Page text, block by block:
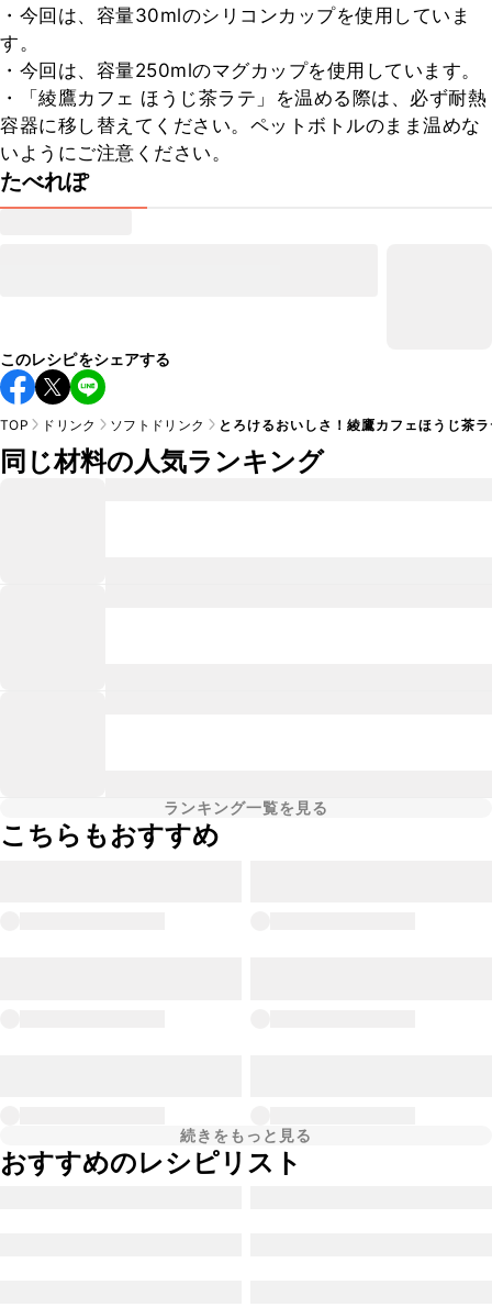
・今回は、容量30mlのシリコンカップを使用していま
す。
・今回は、容量250mlのマグカップを使用しています。
・「綾鷹カフェ ほうじ茶ラテ」を温める際は、必ず耐熱
容器に移し替えてください。ペットボトルのまま温めな
いようにご注意ください。
たべれぽ
このレシピをシェアする
TOP ドリンク ソフトドリンク とろけるおいしさ！綾鷹カフェほうじ茶
同じ材料の人気ランキング
ランキング一覧を見る
こちらもおすすめ
続きをもっと見る
おすすめのレシピリスト